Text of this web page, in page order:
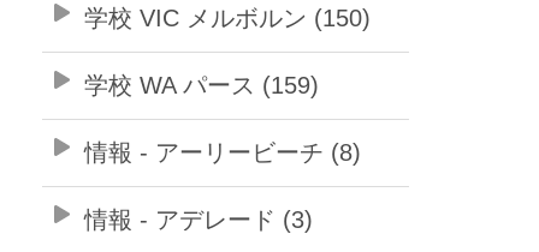
学校 VIC メルボルン (150)
学校 WA パース (159)
情報 - アーリービーチ (8)
情報 - アデレード (3)